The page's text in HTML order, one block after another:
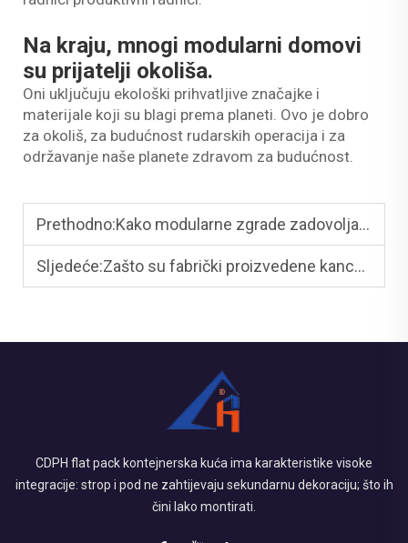
Na kraju, mnogi modularni domovi
su prijatelji okoliša.
Oni uključuju ekološki prihvatljive značajke i
materijale koji su blagi prema planeti. Ovo je dobro
za okoliš, za budućnost rudarskih operacija i za
održavanje naše planete zdravom za budućnost.
Prethodno:Kako modularne zgrade zadovoljavaju zahtjeve udaljenih rudarskih lokacija
Sljedeće:Zašto su fabrički proizvedene kancelarije sve popularnije u komercijalnom razvoju
CDPH flat pack kontejnerska kuća ima karakteristike visoke
integracije: strop i pod ne zahtijevaju sekundarnu dekoraciju; što ih
čini lako montirati.